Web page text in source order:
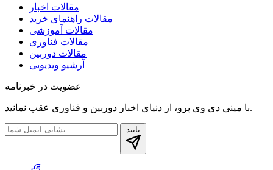
مقالات اخبار
مقالات راهنمای خرید
مقالات آموزشی
مقالات فناوری
مقالات دوربین
آرشیو ویدیویی
عضویت در خبرنامه
با مینی دی وی پرو، از دنیای اخبار دوربین‌ و فناوری عقب نمانید.
تایید